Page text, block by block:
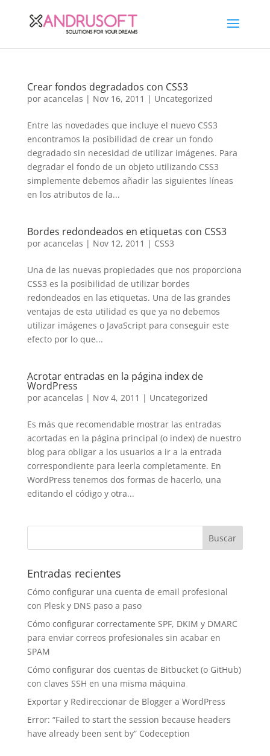
Crear fondos degradados con CSS3
por acancelas | Nov 16, 2011 | Uncategorized
Entre las novedades que incluye el nuevo CSS3
encontramos la posibilidad de crear un fondo
degradado sin necesidad de utilizar imágenes. Para
degradar el fondo de un objeto utilizando CSS3
simplemente debemos añadir las siguientes líneas
en los atributos de la...
Bordes redondeados en etiquetas con CSS3
por acancelas | Nov 12, 2011 | CSS3
Una de las nuevas propiedades que nos proporciona
CSS3 es la posibilidad de utilizar bordes
redondeados en las etiquetas. Una de las grandes
ventajas de esta utilidad es que ya no debemos
utilizar imágenes o JavaScript para conseguir este
efecto por lo que...
Acrotar entradas en la página index de
WordPress
por acancelas | Nov 4, 2011 | Uncategorized
Es más que recomendable mostrar las entradas
acortadas en la página principal (o index) de nuestro
blog para obligar a los usuarios a ir a la entrada
correspondiente para leerla completamente. En
WordPress tenemos dos formas de hacerlo, una
editando el código y otra...
Entradas recientes
Cómo configurar una cuenta de email profesional
con Plesk y DNS paso a paso
Cómo configurar correctamente SPF, DKIM y DMARC
para enviar correos profesionales sin acabar en
SPAM
Cómo configurar dos cuentas de Bitbucket (o GitHub)
con claves SSH en una misma máquina
Exportar y Redireccionar de Blogger a WordPress
Error: “Failed to start the session because headers
have already been sent by” Codeception